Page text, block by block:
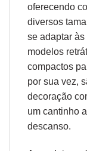
oferecendo
diversos
se adaptar
modelos
compactos
por sua vez,
decoração
um cantinho
descanso.